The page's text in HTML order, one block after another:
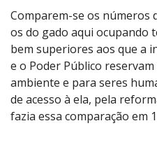
Comparem-se os números
os do gado aqui ocupando
bem superiores aos que a
e o Poder Público
ambiente e para seres
de acesso à ela, pela
fazia essa comparação em